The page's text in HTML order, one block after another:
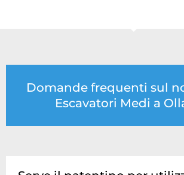
Domande frequenti sul
Escavatori Medi a